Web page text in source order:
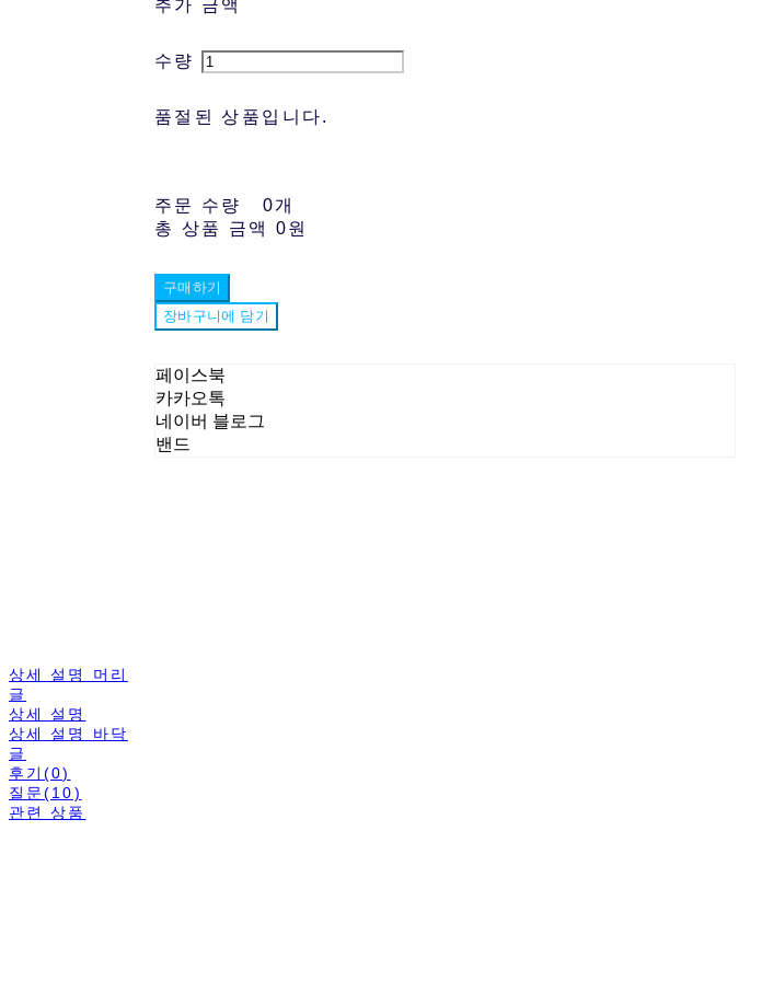
추가 금액
수량
품절된 상품입니다.
주문 수량
0개
총 상품 금액
0원
구매하기
장바구니에 담기
페이스북
카카오톡
네이버 블로그
밴드
상세 설명 머리
글
상세 설명
상세 설명 바닥
글
후기(0)
질문(10)
관련 상품